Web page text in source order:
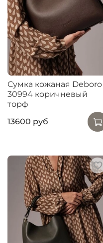
Сумка кожаная Deboro
30994 коричневый
торф
13600 руб